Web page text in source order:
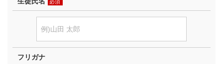
必須
フリガナ